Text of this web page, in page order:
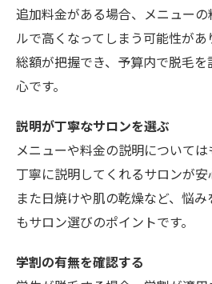
追加料金がある場合、メニューの
ルで高くなってしまう可能性があ
総額が把握でき、予算内で脱毛
心です。
説明が丁寧なサロンを選ぶ
メニューや料金の説明について
丁寧に説明してくれるサロンが安
また日焼けや肌の乾燥など、悩
もサロン選びのポイントです。
学割の有無を確認する